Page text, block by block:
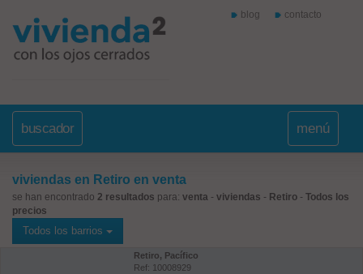
blog contacto
buscador menú
viviendas en Retiro en venta
se han encontrado 2 resultados para: venta - viviendas - Retiro - Todos los
precios
Todos los barrios
Retiro, Pacífico
Ref: 10008929